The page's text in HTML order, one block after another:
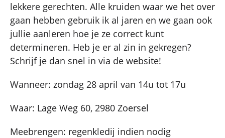
lekkere gerechten. Alle kruiden waar we het over
gaan hebben gebruik ik al jaren en we gaan ook
jullie aanleren hoe je ze correct kunt
determineren. Heb je er al zin in gekregen?
Schrijf je dan snel in via de website!
Wanneer: zondag 28 april van 14u tot 17u
Waar: Lage Weg 60, 2980 Zoersel
Meebrengen: regenkledij indien nodig